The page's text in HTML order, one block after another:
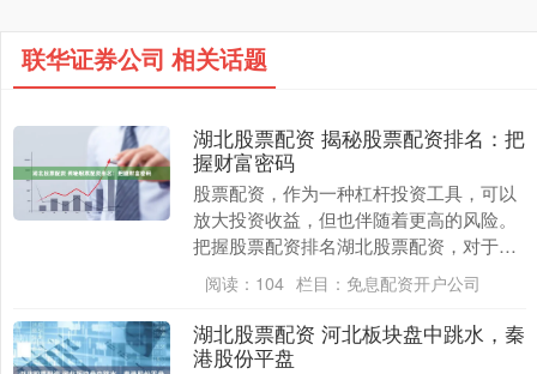
联华证券公司 相关话题
湖北股票配资 揭秘股票配资排名：把
握财富密码
股票配资，作为一种杠杆投资工具，可以
放大投资收益，但也伴随着更高的风险。
把握股票配资排名湖北股票配资，对于投
资者而言至关重要。 股票配资是指投资者
通过平台向券商....
阅读： 104 栏目： 免息配资开户公司
湖北股票配资 河北板块盘中跳水，秦
港股份平盘